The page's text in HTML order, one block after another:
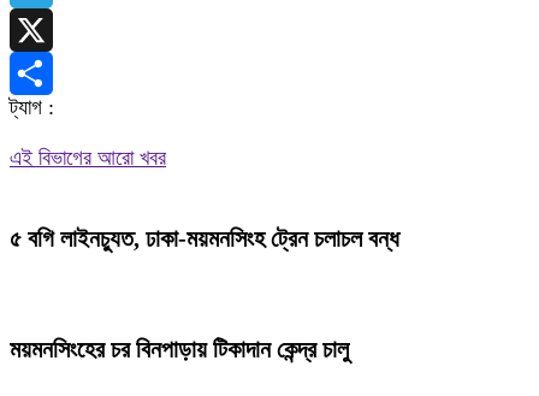
Telegram
X
Share
ট্যাগ :
এই বিভাগের আরো খবর
৫ বগি লাইনচ্যুত, ঢাকা-ময়মনসিংহ ট্রেন চলাচল বন্ধ
ময়মনসিংহের চর বিনপাড়ায় টিকাদান কেন্দ্র চালু